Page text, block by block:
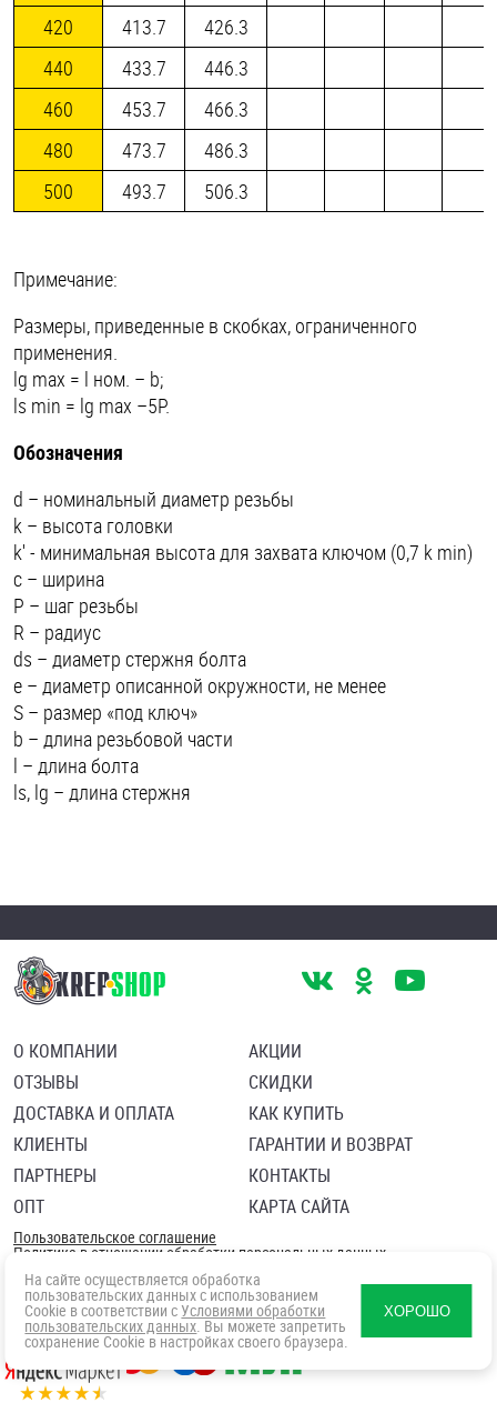
420
413.7
426.3
440
433.7
446.3
460
453.7
466.3
480
473.7
486.3
500
493.7 506.3
Примечание:
Размеры, приведенные в скобках, ограниченного
применения.
lg max = l ном. – b;
ls min = lg max –5P.
Обозначения
d – номинальный диаметр резьбы
k – высота головки
k' - минимальная высота для захвата ключом (0,7 k min)
c – ширина
P – шаг резьбы
R – радиус
ds – диаметр стержня болта
e – диаметр описанной окружности, не менее
S – размер «под ключ»
b – длина резьбовой части
l – длина болта
ls, lg – длина стержня
О КОМПАНИИ
ОТЗЫВЫ
ДОСТАВКА И ОПЛАТА
КЛИЕНТЫ
ПАРТНЕРЫ
ОПТ
АКЦИИ
СКИДКИ
КАК КУПИТЬ
ГАРАНТИИ И ВОЗВРАТ
КОНТАКТЫ
КАРТА САЙТА
Пользовательское соглашение
Политика в отношении обработки персональных данных
На сайте осуществляется обработка
пользовательских данных с использованием
Cookie в соответствии с Условиями обработки
пользовательских данных. Вы можете запретить
сохранение Cookie в настройках своего браузера.
ХОРОШО